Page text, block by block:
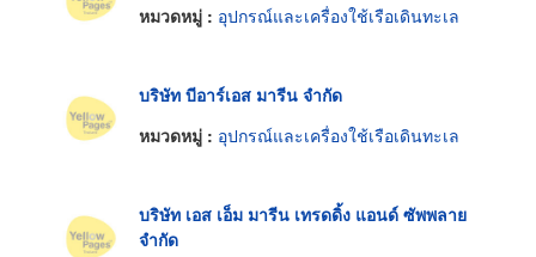
หมวดหมู่ : อุปกรณ์และเครื่องใช้เรือเดินทะเล
บริษัท บีอาร์เอส มารีน จำกัด
หมวดหมู่ : อุปกรณ์และเครื่องใช้เรือเดินทะเล
บริษัท เอส เอ็ม มารีน เทรดดิ้ง แอนด์ ซัพพลาย
จำกัด